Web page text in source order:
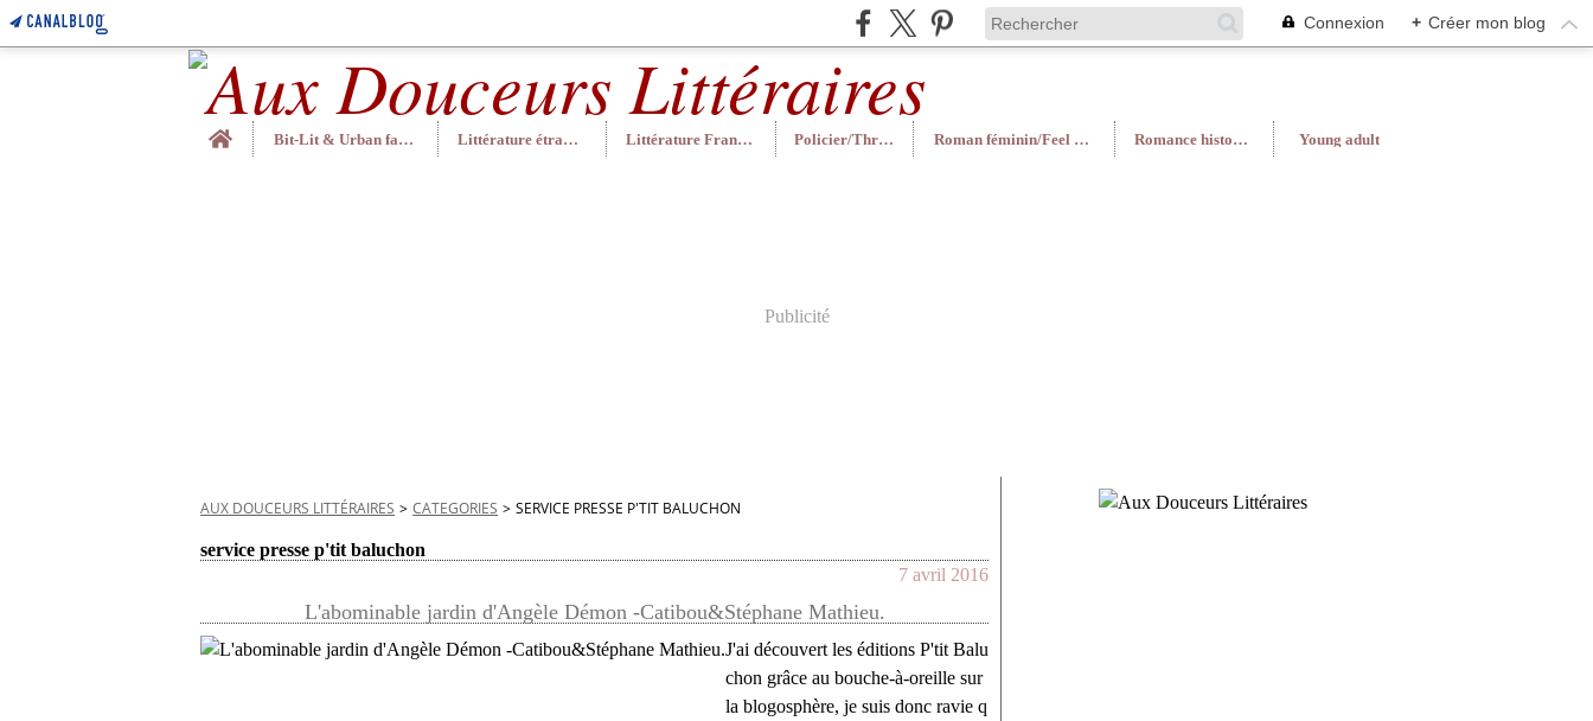
Connexion + Créer mon blog
Home
Bit-Lit & Urban fantasy Littérature étrangère Littérature Française Policier/Thriller Roman féminin/Feel Good Romance historique Young adult
Publicité
AUX DOUCEURS LITTÉRAIRES > CATEGORIES > SERVICE PRESSE P'TIT BALUCHON
service presse p'tit baluchon
7 avril 2016
L'abominable jardin d'Angèle Démon -Catibou&Stéphane Mathieu.
J'ai découvert les éditions P'tit Balu
chon grâce au bouche-à-oreille sur
la blogosphère, je suis donc ravie q